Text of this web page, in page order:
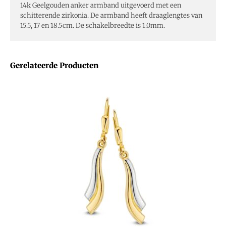
Gerelateerde Producten
14k Geelgouden anker armband uitgevoerd met een
schitterende zirkonia. De armband heeft draaglengtes van
15.5, 17 en 18.5cm. De schakelbreedte is 1.0mm.